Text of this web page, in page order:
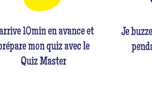
10min en avance et
mon quiz avec le
Quiz Master
Je